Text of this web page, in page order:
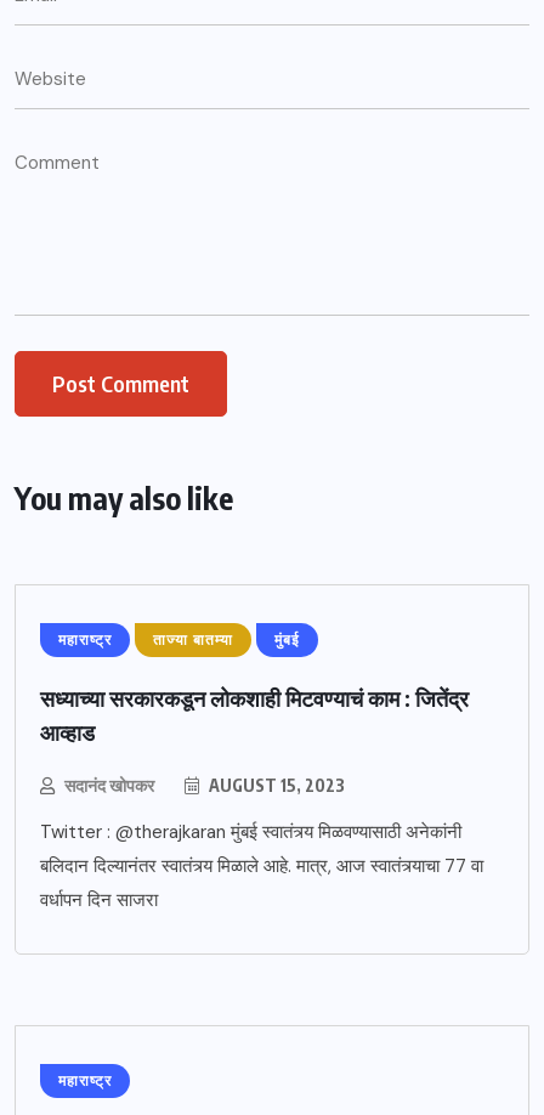
You may also like
महाराष्ट्र ताज्या बातम्या मुंबई
सध्याच्या सरकारकडून लोकशाही मिटवण्याचं काम : जितेंद्र
आव्हाड
सदानंद खोपकर AUGUST 15, 2023
Twitter : @therajkaran मुंबई स्वातंत्र्य मिळवण्यासाठी अनेकांनी
बलिदान दिल्यानंतर स्वातंत्र्य मिळाले आहे. मात्र, आज स्वातंत्र्याचा 77 वा
वर्धापन दिन साजरा
महाराष्ट्र